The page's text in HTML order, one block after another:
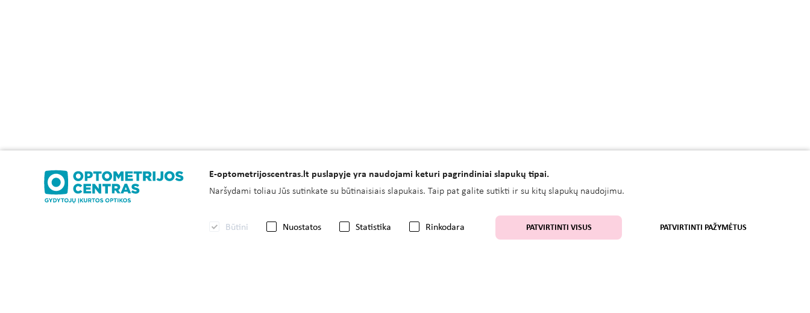
E-optometrijoscentras.lt puslapyje yra naudojami keturi pagrindiniai slapukų tipai.
Naršydami toliau Jūs sutinkate su būtinaisiais slapukais. Taip pat galite sutikti ir su kitų slapukų naudojimu.
Būtini Nuostatos Statistika Rinkodara PATVIRTINTI VISUS PATVIRTINTI PAŽYMĖTUS